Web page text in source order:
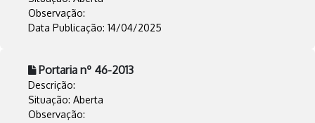
Observação:
Data Publicação: 14/04/2025
Portaria nº 46-2013
Descrição:
Situação: Aberta
Observação: